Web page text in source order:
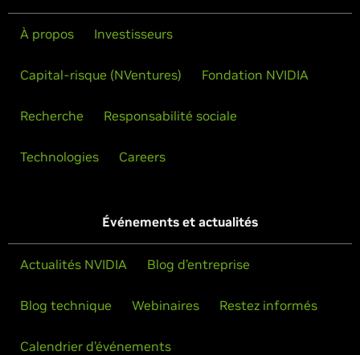
À propos Investisseurs
Capital-risque (NVentures) Fondation NVIDIA
Recherche Responsabilité sociale
Technologies Careers
Événements et actualités
Actualités NVIDIA Blog d’entreprise
Blog technique Webinaires Restez informés
Calendrier d’événements